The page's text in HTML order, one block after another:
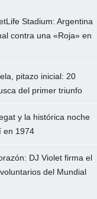
Stadium: Argentina
contra una «Roja» en
pitazo inicial: 20
del primer triunfo
y la histórica noche
en 1974
DJ Violet firma el
del Mundial